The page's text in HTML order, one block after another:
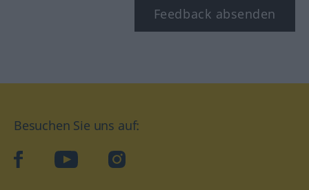
Feedback absenden
Besuchen Sie uns auf:
facebookYouTube Instagram